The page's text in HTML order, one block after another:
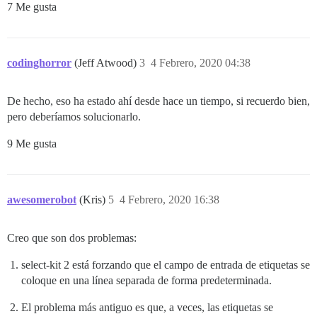
7 Me gusta
codinghorror (Jeff Atwood) 4 Febrero, 2020 04:38
3
De hecho, eso ha estado ahí desde hace un tiempo, si recuerdo bien,
pero deberíamos solucionarlo.
9 Me gusta
awesomerobot (Kris) 4 Febrero, 2020 16:38
5
Creo que son dos problemas:
select-kit 2 está forzando que el campo de entrada de etiquetas se
coloque en una línea separada de forma predeterminada.
El problema más antiguo es que, a veces, las etiquetas se